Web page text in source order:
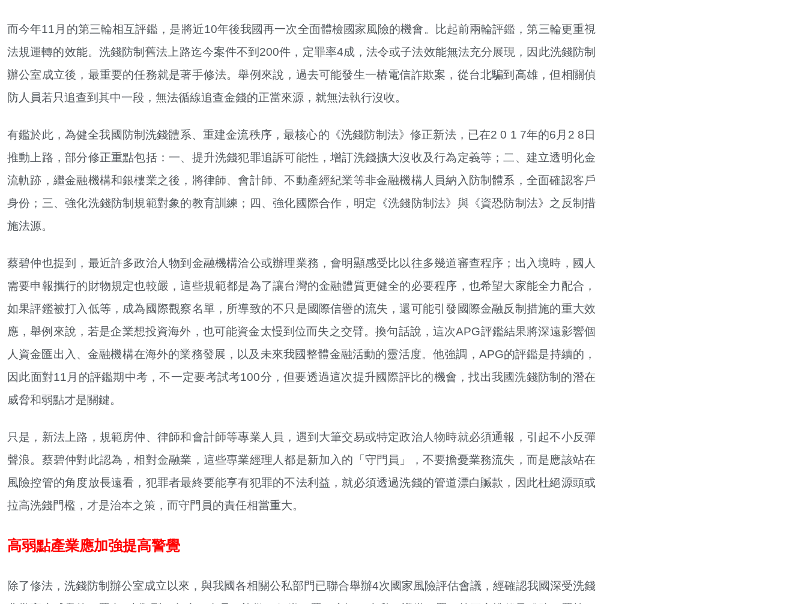
而今年11月的第三輪相互評鑑，是將近10年後我國再一次全面體檢國家風險的機會。比起前兩輪評鑑，第三輪更重視
法規運轉的效能。洗錢防制舊法上路迄今案件不到200件，定罪率4成，法令或子法效能無法充分展現，因此洗錢防制
辦公室成立後，最重要的任務就是著手修法。舉例來說，過去可能發生一樁電信詐欺案，從台北騙到高雄，但相關偵
防人員若只追查到其中一段，無法循線追查金錢的正當來源，就無法執行沒收。
有鑑於此，為健全我國防制洗錢體系、重建金流秩序，最核心的《洗錢防制法》修正新法，已在2 0 1 7年的6月2 8日
推動上路，部分修正重點包括：一、提升洗錢犯罪追訴可能性，增訂洗錢擴大沒收及行為定義等；二、建立透明化金
流軌跡，繼金融機構和銀樓業之後，將律師、會計師、不動產經紀業等非金融機構人員納入防制體系，全面確認客戶
身份；三、強化洗錢防制規範對象的教育訓練；四、強化國際合作，明定《洗錢防制法》與《資恐防制法》之反制措
施法源。
蔡碧仲也提到，最近許多政治人物到金融機構洽公或辦理業務，會明顯感受比以往多幾道審查程序；出入境時，國人
需要申報攜行的財物規定也較嚴，這些規範都是為了讓台灣的金融體質更健全的必要程序，也希望大家能全力配合，
如果評鑑被打入低等，成為國際觀察名單，所導致的不只是國際信譽的流失，還可能引發國際金融反制措施的重大效
應，舉例來說，若是企業想投資海外，也可能資金太慢到位而失之交臂。換句話說，這次APG評鑑結果將深遠影響個
人資金匯出入、金融機構在海外的業務發展，以及未來我國整體金融活動的靈活度。他強調，APG的評鑑是持續的，
因此面對11月的評鑑期中考，不一定要考試考100分，但要透過這次提升國際評比的機會，找出我國洗錢防制的潛在
威脅和弱點才是關鍵。
只是，新法上路，規範房仲、律師和會計師等專業人員，遇到大筆交易或特定政治人物時就必須通報，引起不小反彈
聲浪。蔡碧仲對此認為，相對金融業，這些專業經理人都是新加入的「守門員」，不要擔憂業務流失，而是應該站在
風險控管的角度放長遠看，犯罪者最終要能享有犯罪的不法利益，就必須透過洗錢的管道漂白贓款，因此杜絕源頭或
拉高洗錢門檻，才是治本之策，而守門員的責任相當重大。
高弱點產業應加強提高警覺
除了修法，洗錢防制辦公室成立以來，與我國各相關公私部門已聯合舉辦4次國家風險評估會議，經確認我國深受洗錢